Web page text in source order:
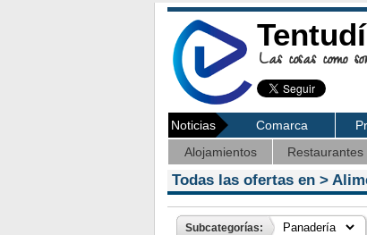
Las cosas como
Noticias Comarca
Alojamientos
Restaurantes
Todas las ofertas en >
Subcategorías: